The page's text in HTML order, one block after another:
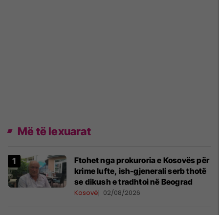
Më të lexuarat
Ftohet nga prokuroria e Kosovës për
krime lufte, ish-gjenerali serb thotë
se dikush e tradhtoi në Beograd
Kosovë 02/08/2026